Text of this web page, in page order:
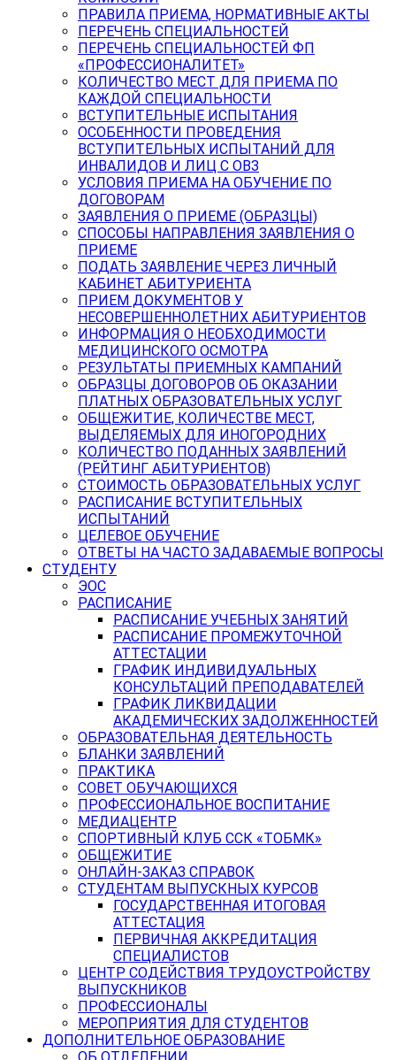
ПРАВИЛА ПРИЕМА, НОРМАТИВНЫЕ АКТЫ
ПЕРЕЧЕНЬ СПЕЦИАЛЬНОСТЕЙ
ПЕРЕЧЕНЬ СПЕЦИАЛЬНОСТЕЙ ФП
«ПРОФЕССИОНАЛИТЕТ»
КОЛИЧЕСТВО МЕСТ ДЛЯ ПРИЕМА ПО
КАЖДОЙ СПЕЦИАЛЬНОСТИ
ВСТУПИТЕЛЬНЫЕ ИСПЫТАНИЯ
ОСОБЕННОСТИ ПРОВЕДЕНИЯ
ВСТУПИТЕЛЬНЫХ ИСПЫТАНИЙ ДЛЯ
ИНВАЛИДОВ И ЛИЦ С ОВЗ
УСЛОВИЯ ПРИЕМА НА ОБУЧЕНИЕ ПО
ДОГОВОРАМ
ЗАЯВЛЕНИЯ О ПРИЕМЕ (ОБРАЗЦЫ)
СПОСОБЫ НАПРАВЛЕНИЯ ЗАЯВЛЕНИЯ О
ПРИЕМЕ
ПОДАТЬ ЗАЯВЛЕНИЕ ЧЕРЕЗ ЛИЧНЫЙ
КАБИНЕТ АБИТУРИЕНТА
ПРИЕМ ДОКУМЕНТОВ У
НЕСОВЕРШЕННОЛЕТНИХ АБИТУРИЕНТОВ
ИНФОРМАЦИЯ О НЕОБХОДИМОСТИ
МЕДИЦИНСКОГО ОСМОТРА
РЕЗУЛЬТАТЫ ПРИЕМНЫХ КАМПАНИЙ
ОБРАЗЦЫ ДОГОВОРОВ ОБ ОКАЗАНИИ
ПЛАТНЫХ ОБРАЗОВАТЕЛЬНЫХ УСЛУГ
ОБЩЕЖИТИЕ, КОЛИЧЕСТВЕ МЕСТ,
ВЫДЕЛЯЕМЫХ ДЛЯ ИНОГОРОДНИХ
КОЛИЧЕСТВО ПОДАННЫХ ЗАЯВЛЕНИЙ
(РЕЙТИНГ АБИТУРИЕНТОВ)
СТОИМОСТЬ ОБРАЗОВАТЕЛЬНЫХ УСЛУГ
РАСПИСАНИЕ ВСТУПИТЕЛЬНЫХ
ИСПЫТАНИЙ
ЦЕЛЕВОЕ ОБУЧЕНИЕ
ОТВЕТЫ НА ЧАСТО ЗАДАВАЕМЫЕ ВОПРОСЫ
СТУДЕНТУ
ЭОС
РАСПИСАНИЕ
РАСПИСАНИЕ УЧЕБНЫХ ЗАНЯТИЙ
РАСПИСАНИЕ ПРОМЕЖУТОЧНОЙ
АТТЕСТАЦИИ
ГРАФИК ИНДИВИДУАЛЬНЫХ
КОНСУЛЬТАЦИЙ ПРЕПОДАВАТЕЛЕЙ
ГРАФИК ЛИКВИДАЦИИ
АКАДЕМИЧЕСКИХ ЗАДОЛЖЕННОСТЕЙ
ОБРАЗОВАТЕЛЬНАЯ ДЕЯТЕЛЬНОСТЬ
БЛАНКИ ЗАЯВЛЕНИЙ
ПРАКТИКА
СОВЕТ ОБУЧАЮЩИХСЯ
ПРОФЕССИОНАЛЬНОЕ ВОСПИТАНИЕ
МЕДИАЦЕНТР
СПОРТИВНЫЙ КЛУБ ССК «ТОБМК»
ОБЩЕЖИТИЕ
ОНЛАЙН-ЗАКАЗ СПРАВОК
СТУДЕНТАМ ВЫПУСКНЫХ КУРСОВ
ГОСУДАРСТВЕННАЯ ИТОГОВАЯ
АТТЕСТАЦИЯ
ПЕРВИЧНАЯ АККРЕДИТАЦИЯ
СПЕЦИАЛИСТОВ
ЦЕНТР СОДЕЙСТВИЯ ТРУДОУСТРОЙСТВУ
ВЫПУСКНИКОВ
ПРОФЕССИОНАЛЫ
МЕРОПРИЯТИЯ ДЛЯ СТУДЕНТОВ
ДОПОЛНИТЕЛЬНОЕ ОБРАЗОВАНИЕ